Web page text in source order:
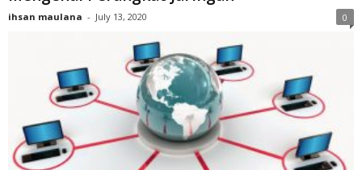
ihsan maulana - July 13, 2020 0